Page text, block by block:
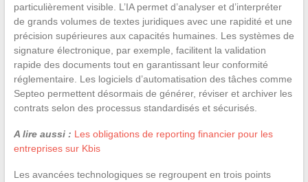
particulièrement visible. L’IA permet d’analyser et d’interpréter
de grands volumes de textes juridiques avec une rapidité et une
précision supérieures aux capacités humaines. Les systèmes de
signature électronique, par exemple, facilitent la validation
rapide des documents tout en garantissant leur conformité
réglementaire. Les logiciels d’automatisation des tâches comme
Septeo permettent désormais de générer, réviser et archiver les
contrats selon des processus standardisés et sécurisés.
A lire aussi : Les obligations de reporting financier pour les
entreprises sur Kbis
Les avancées technologiques se regroupent en trois points